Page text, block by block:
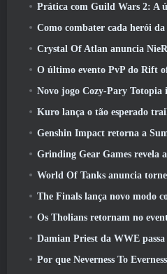
Prática com Guild Wars 2: A
Como combater cada herói
Crystal Of Atlan anuncia NieR:
O último evento PvP do Rift oferece aos jogadores a
Novo jogo Cozy-Pary Totopia
Kuro lança o tão esperado trailer de Wuthering
Genshin Impact retorna a
Grinding Gear Games revela a maior atualização do
World Of Tanks anuncia torneio
The Finals lança novo modo com tema
Os Tholians retornam no evento
Damian Priest da WWE passa por treinamento no “The Loot
Por que Neverness To Everness fez